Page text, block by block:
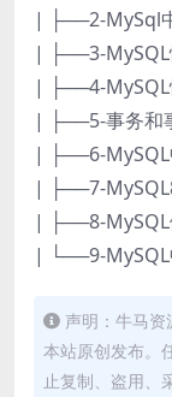
| ├──2-MySql
| ├──3-
| ├──4-
| ├──5-事务和
| ├──6-
| ├──7-
| ├──8-
| └──9-
声明：牛马
本站原创发布。
止复制、盗用、